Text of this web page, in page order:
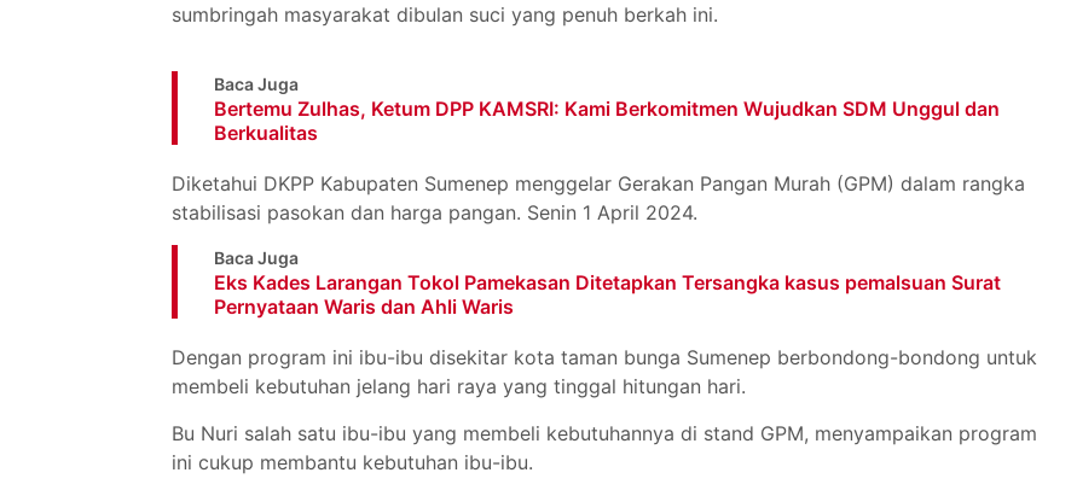
sumbringah masyarakat dibulan suci yang penuh berkah ini.
Baca Juga
Bertemu Zulhas, Ketum DPP KAMSRI: Kami Berkomitmen Wujudkan SDM Unggul dan
Berkualitas
Diketahui DKPP Kabupaten Sumenep menggelar Gerakan Pangan Murah (GPM) dalam rangka
stabilisasi pasokan dan harga pangan. Senin 1 April 2024.
Baca Juga
Eks Kades Larangan Tokol Pamekasan Ditetapkan Tersangka kasus pemalsuan Surat
Pernyataan Waris dan Ahli Waris
Dengan program ini ibu-ibu disekitar kota taman bunga Sumenep berbondong-bondong untuk
membeli kebutuhan jelang hari raya yang tinggal hitungan hari.
Bu Nuri salah satu ibu-ibu yang membeli kebutuhannya di stand GPM, menyampaikan program
ini cukup membantu kebutuhan ibu-ibu.